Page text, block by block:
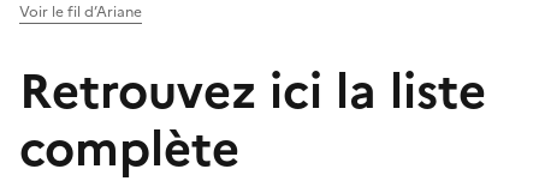
Voir le fil d’Ariane
Retrouvez ici la liste
complète